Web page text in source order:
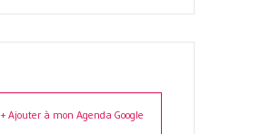
+ Ajouter à mon Agenda Google